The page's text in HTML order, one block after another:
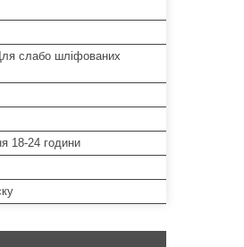
слабо шліфованих
18-24 години